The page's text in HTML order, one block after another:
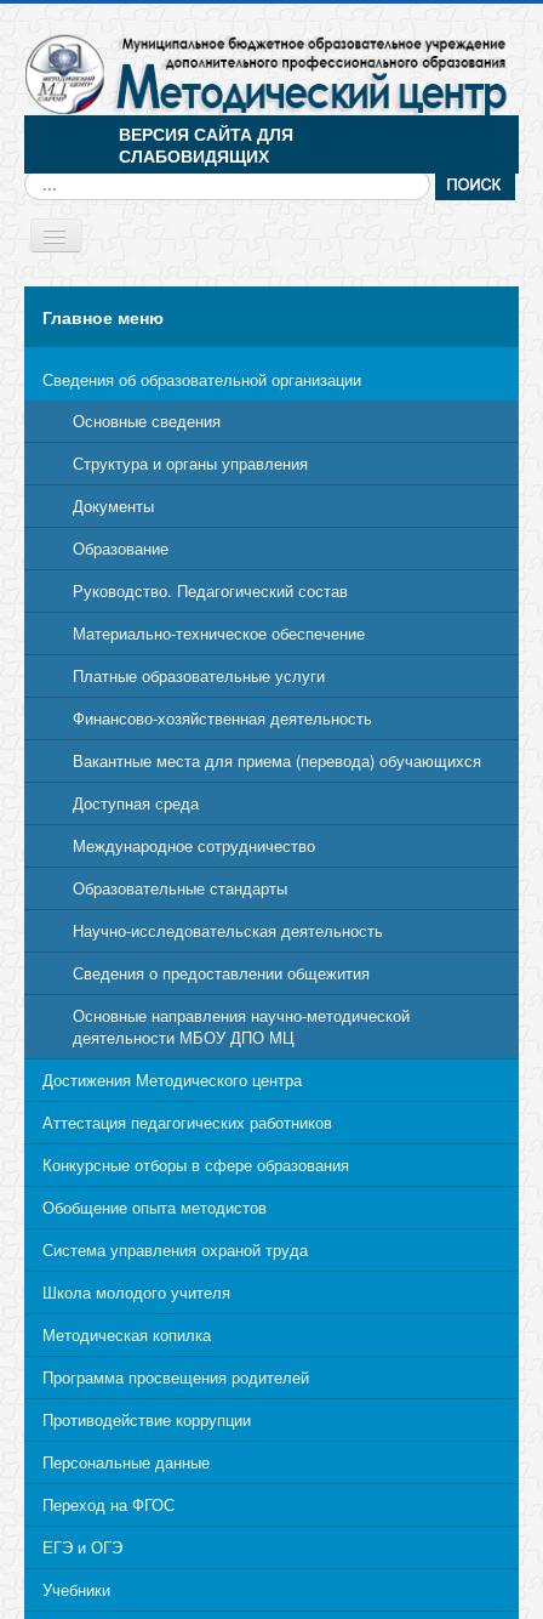
ВЕРСИЯ САЙТА ДЛЯ
СЛАБОВИДЯЩИХ
Искать...
Toggle
Главное меню
Сведения об образовательной организации
Основные сведения
Структура и органы управления
Документы
Образование
Руководство. Педагогический состав
Материально-техническое обеспечение
Платные образовательные услуги
Финансово-хозяйственная деятельность
Вакантные места для приема (перевода) обучающихся
Доступная среда
Международное сотрудничество
Образовательные стандарты
Научно-исследовательская деятельность
Сведения о предоставлении общежития
Основные направления научно-методической
деятельности МБОУ ДПО МЦ
Достижения Методического центра
Аттестация педагогических работников
Конкурсные отборы в сфере образования
Обобщение опыта методистов
Система управления охраной труда
Школа молодого учителя
Методическая копилка
Программа просвещения родителей
Противодействие коррупции
Персональные данные
Переход на ФГОС
ЕГЭ и ОГЭ
Учебники